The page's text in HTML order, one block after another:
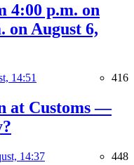
4:00 p.m. on
on August 6,
14:51 416
at Customs —
14:37 448